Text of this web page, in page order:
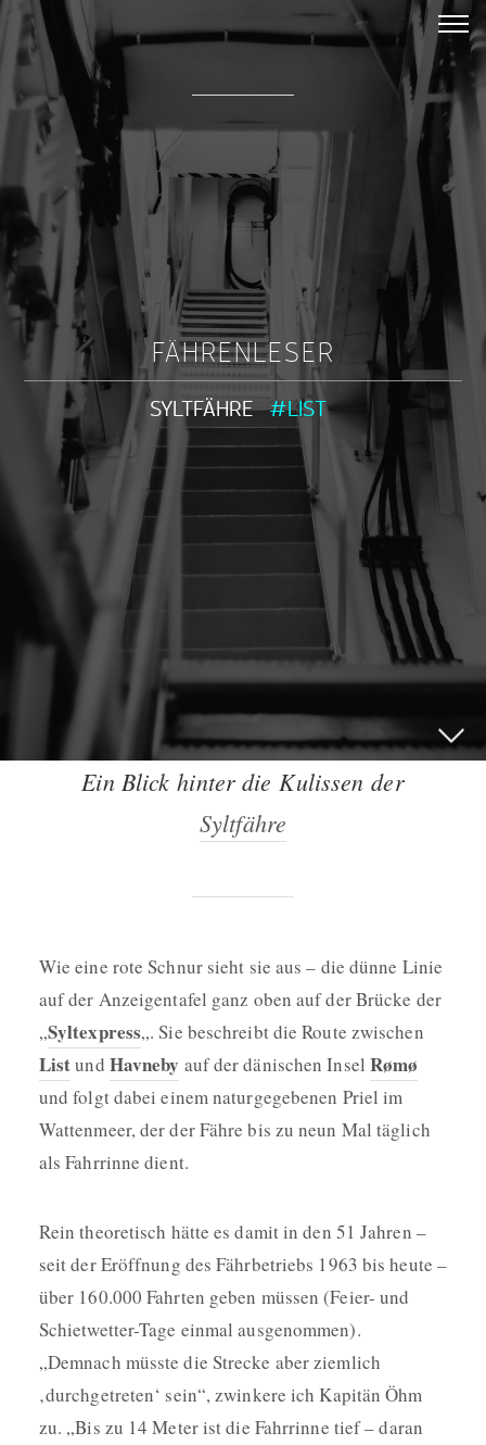
FÄHRENLESER
SYLTFÄHRE #LIST
Ein Blick hinter die Kulissen der
Syltfähre
Wie eine rote Schnur sieht sie aus – die dünne Linie
auf der Anzeigentafel ganz oben auf der Brücke der
„Syltexpress„. Sie beschreibt die Route zwischen
Listund Havneby auf der dänischen Insel Rømø
und folgt dabei einem naturgegebenen Priel im
Wattenmeer, der der Fähre bis zu neun Mal täglich
als Fahrrinne dient.
Rein theoretisch hätte es damit in den 51 Jahren –
seit der Eröffnung des Fährbetriebs 1963 bis heute –
über 160.000 Fahrten geben müssen (Feier- und
Schietwetter-Tage einmal ausgenommen).
„Demnach müsste die Strecke aber ziemlich
‚durchgetreten‘ sein“, zwinkere ich Kapitän Öhm
zu. „Bis zu 14 Meter ist die Fahrrinne tief – daran